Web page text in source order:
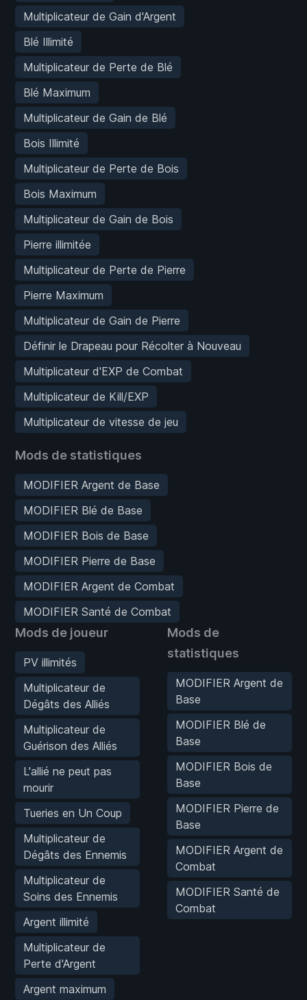
Multiplicateur de Gain d'Argent
Blé Illimité
Multiplicateur de Perte de Blé
Blé Maximum
Multiplicateur de Gain de Blé
Bois Illimité
Multiplicateur de Perte de Bois
Bois Maximum
Multiplicateur de Gain de Bois
Pierre illimitée
Multiplicateur de Perte de Pierre
Pierre Maximum
Multiplicateur de Gain de Pierre
Définir le Drapeau pour Récolter à Nouveau
Multiplicateur d'EXP de Combat
Multiplicateur de Kill/EXP
Multiplicateur de vitesse de jeu
Mods de statistiques
MODIFIER Argent de Base
MODIFIER Blé de Base
MODIFIER Bois de Base
MODIFIER Pierre de Base
MODIFIER Argent de Combat
MODIFIER Santé de Combat
Mods de joueur
PV illimités
Multiplicateur de
Dégâts des Alliés
Multiplicateur de
Guérison des Alliés
L'allié ne peut pas
mourir
Tueries en Un Coup
Multiplicateur de
Dégâts des Ennemis
Multiplicateur de
Soins des Ennemis
Argent illimité
Multiplicateur de
Perte d'Argent
Argent maximum
Mods de
statistiques
MODIFIER Argent de
Base
MODIFIER Blé de
Base
MODIFIER Bois de
Base
MODIFIER Pierre de
Base
MODIFIER Argent de
Combat
MODIFIER Santé de
Combat